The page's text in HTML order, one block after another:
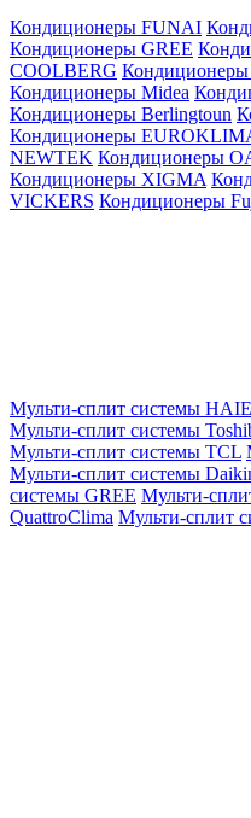
Кондиционеры FUNAI
Кондиционеры GREE
СOOLBERG Кондиционеры
Кондиционеры Midea
Кондиционеры Berlingtoun
Кондиционеры
NEWTEK Кондиционеры
Кондиционеры XIGMA
VICKERS Кондиционеры
Мульти-сплит системы
Мульти-сплит системы
Мульти-сплит системы TCL
Мульти-сплит системы
системы GREE Мульти-
QuattroClima Мульти-сплит